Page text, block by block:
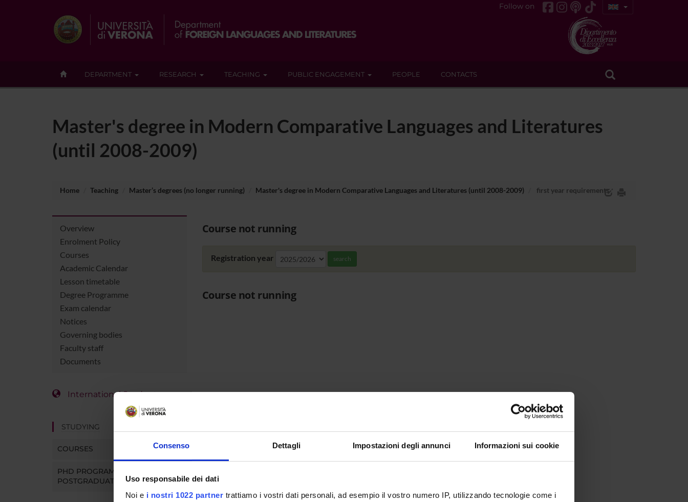
Consenso Dettagli Impostazioni degli annunci Informazioni sui cookie
Uso responsabile dei dati
Noi e i nostri 1022 partner trattiamo i vostri dati personali, ad esempio il vostro numero IP, utilizzando tecnologie come i
Follow on
DEPARTMENT RESEARCH TEACHING PUBLIC ENGAGEMENT PEOPLE CONTACTS
Master's degree in Modern Comparative Languages and Literatures
(until 2008-2009)
Home Teaching Master’s degrees (no longer running) Master's degree in Modern Comparative Languages and Literatures (until 2008-2009) first year requirements
Overview
Enrolment Policy
Courses
Academic Calendar
Lesson timetable
Degree Programme
Exam calendar
Notices
Governing bodies
Faculty staff
Documents
International Students
STUDYING
COURSES
PHD PROGRAMMES AND
POSTGRADUATE COURSES
Course not running
Registration year search
Course not running